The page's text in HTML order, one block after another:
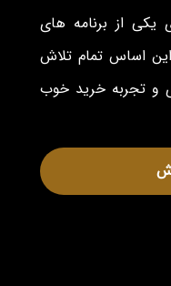
از برنامه های
اساس تمام تلاش
و تجربه خرید خوب